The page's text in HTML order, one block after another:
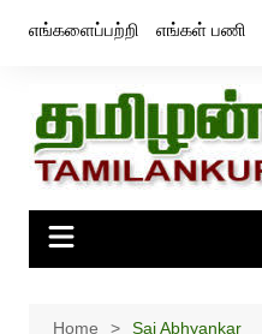
எங்களைப்பற்றி எங்கள் பணி
Home Sai Abhyankar